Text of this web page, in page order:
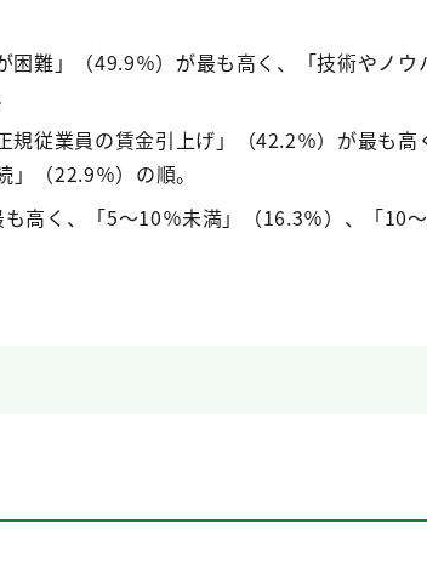
難」（49.9％）が最も高く、「技術やノウ
従業員の賃金引上げ」（42.2％）が最も高
（22.9％）の順。
高く、「5～10％未満」（16.3％）、「10～